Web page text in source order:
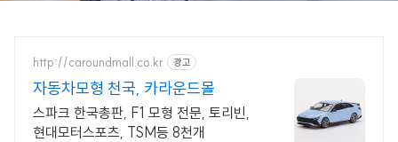
http://caroundmall.co.kr 광고
자동차모형 천국, 카라운드몰
스파크 한국총판, F1 모형 전문, 토리빈,
현대모터스포츠, TSM등 8천개